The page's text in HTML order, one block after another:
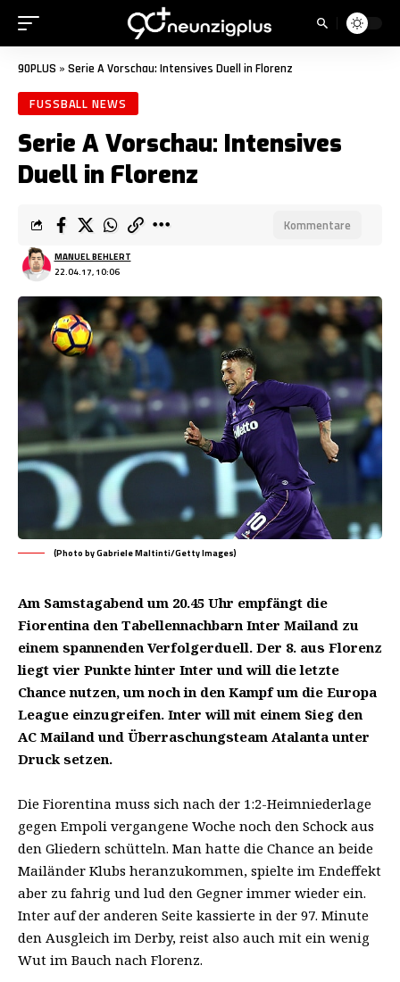
90PLUS » Serie A Vorschau: Intensives Duell in Florenz
FUSSBALL NEWS
Serie A Vorschau: Intensives
Duell in Florenz
22.04.17, 10:06
MANUEL BEHLERT
Kommentare
(Photo by Gabriele Maltinti/Getty Images)
Am Samstagabend um 20.45 Uhr empfängt die
Fiorentina den Tabellennachbarn Inter Mailand zu
einem spannenden Verfolgerduell. Der 8. aus Florenz
liegt vier Punkte hinter Inter und will die letzte
Chance nutzen, um noch in den Kampf um die Europa
League einzugreifen. Inter will mit einem Sieg den
AC Mailand und Überraschungsteam Atalanta unter
Druck setzen.
Die Fiorentina muss sich nach der 1:2-Heimniederlage
gegen Empoli vergangene Woche noch den Schock aus
den Gliedern schütteln. Man hatte die Chance an beide
Mailänder Klubs heranzukommen, spielte im Endeffekt
aber zu fahrig und lud den Gegner immer wieder ein.
Inter auf der anderen Seite kassierte in der 97. Minute
den Ausgleich im Derby, reist also auch mit ein wenig
Wut im Bauch nach Florenz.